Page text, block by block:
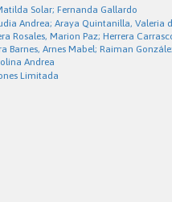
Solar; Fernanda Gallardo
Andrea; Araya Quintanilla, Valeria
Rosales, Marion Paz; Herrera
Barnes, Arnes Mabel; Raiman
Andrea
Limitada